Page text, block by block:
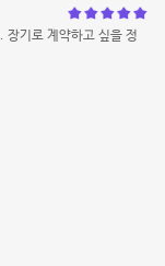
기로 계약하고 싶을 정